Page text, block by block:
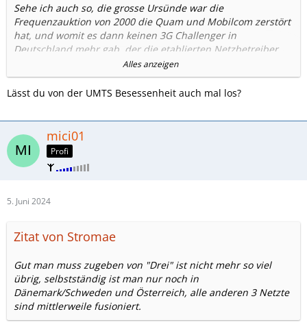
Sehe ich auch so, die grosse Ursünde war die
Frequenzauktion von 2000 die Quam und Mobilcom zerstört
hat, und womit es dann keinen 3G Challenger in
Deutschland mehr gab, der die etablierten Netzbetreiber
zum Ausbau gezwungen hätte.
Bei der Frequenzauktion 2010 hätte man das noch sehr gut
abgefahren.
Aber um zu o2 zurück zu kommen:
Sommer 2021 macht o2 jetzt wirklich sehr viel auch
zur Telekom aufzuschliessen.
Wenn o2 davon nur die Hälfte gemacht hätte, aber dafür
deutlich früher, ich sagt jetzt mal so 2008-2014, erstmal
2008-2011 mehr UMTS und 2012-2014 mehr LTE gebaut
hätte, dann hätte es viel mehr bewirkt.
Alles anzeigen
Lässt du von der UMTS Besessenheit auch mal los?
mici01
Profi
5. Juni 2024
Zitat von Stromae
Gut man muss zugeben von "Drei" ist nicht mehr so viel
übrig, selbstständig ist man nur noch in
Dänemark/Schweden und Österreich, alle anderen 3 Netzte
sind mittlerweile fusioniert.